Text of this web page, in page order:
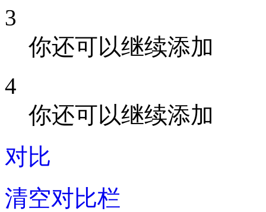
3
你还可以继续添加
4
你还可以继续添加
对比
清空对比栏